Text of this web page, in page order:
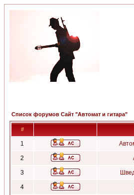
Список форумов Сайт "Автомат и гитара"
#
1
2
3
4